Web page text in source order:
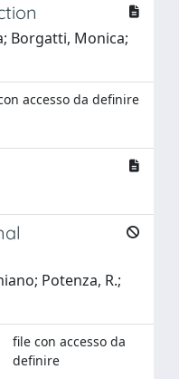
Borgatti, Monica;
accesso da definire
Potenza, R.;
file con accesso da
definire